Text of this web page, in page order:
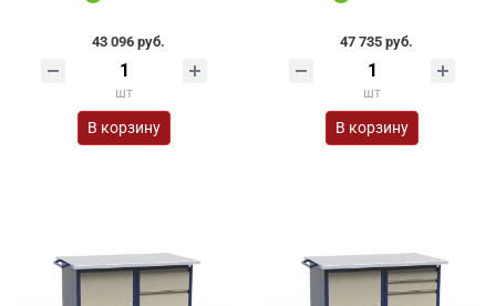
43 096 руб.
шт
В корзину
47 735 руб.
шт
В корзину